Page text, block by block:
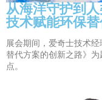
从海洋守护到
技术赋能环保
展会期间，爱奇士技术
替代方案的创新之路》
点。